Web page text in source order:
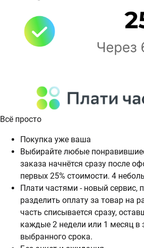
Всё просто
Покупка уже ваша
Выбирайте любые
заказа начнётся сразу после
первых 25% стоимости. 4
Плати частями - новый сервис,
разделить оплату за товар на
часть списывается сразу,
каждые 2 недели или 1 месяц в
выбранного срока.